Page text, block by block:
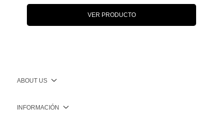
VER PRODUCTO
ABOUT US
INFORMACIÓN